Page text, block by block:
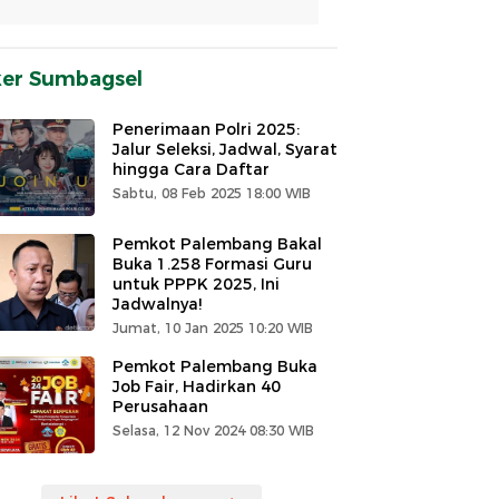
Sumbagsel
Penerimaan Polri 2025:
Jalur Seleksi, Jadwal, Syarat
hingga Cara Daftar
Sabtu, 08 Feb 2025 18:00 WIB
Pemkot Palembang Bakal
Buka 1.258 Formasi Guru
untuk PPPK 2025, Ini
Jadwalnya!
Jumat, 10 Jan 2025 10:20 WIB
Pemkot Palembang Buka
Job Fair, Hadirkan 40
Perusahaan
Selasa, 12 Nov 2024 08:30 WIB